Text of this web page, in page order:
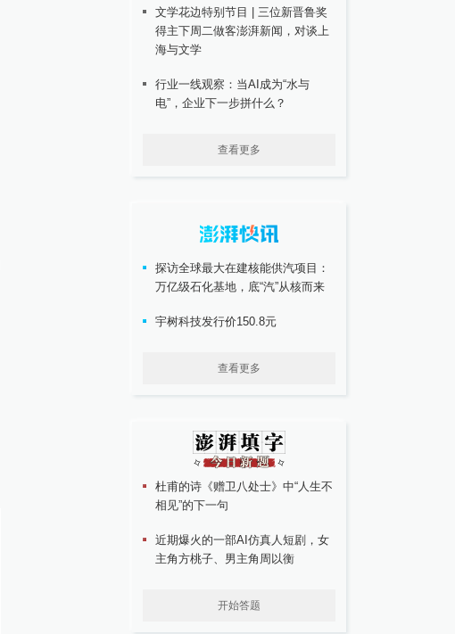
文学花边特别节目 | 三位新晋鲁奖
得主下周二做客澎湃新闻，对谈上
海与文学
行业一线观察：当AI成为“水与
电”，企业下一步拼什么？
查看更多
探访全球最大在建核能供汽项目：
万亿级石化基地，底“汽”从核而来
宇树科技发行价150.8元
查看更多
杜甫的诗《赠卫八处士》中“人生不
相见”的下一句
近期爆火的一部AI仿真人短剧，女
主角方桃子、男主角周以衡
开始答题